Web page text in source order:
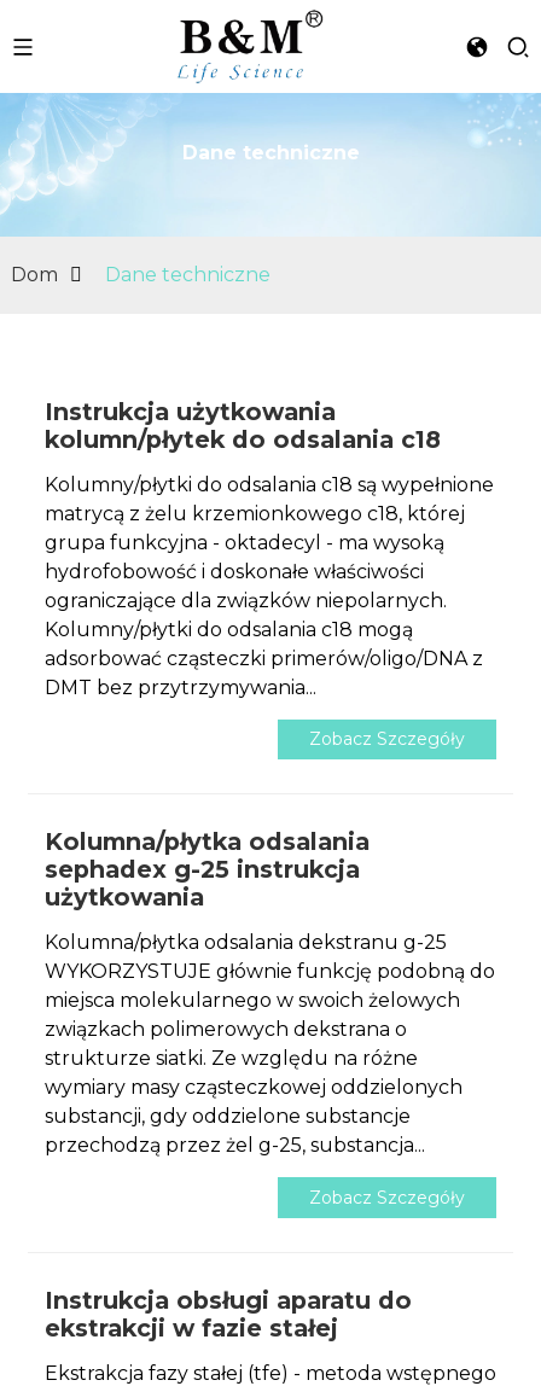
Dane techniczne
Dom Dane techniczne
Instrukcja użytkowania
kolumn/płytek do odsalania c18
Kolumny/płytki do odsalania c18 są wypełnione
matrycą z żelu krzemionkowego c18, której
grupa funkcyjna - oktadecyl - ma wysoką
hydrofobowość i doskonałe właściwości
ograniczające dla związków niepolarnych.
Kolumny/płytki do odsalania c18 mogą
adsorbować cząsteczki primerów/oligo/DNA z
DMT bez przytrzymywania...
Zobacz Szczegóły
Kolumna/płytka odsalania
sephadex g-25 instrukcja
użytkowania
Kolumna/płytka odsalania dekstranu g-25
WYKORZYSTUJE głównie funkcję podobną do
miejsca molekularnego w swoich żelowych
związkach polimerowych dekstrana o
strukturze siatki. Ze względu na różne
wymiary masy cząsteczkowej oddzielonych
substancji, gdy oddzielone substancje
przechodzą przez żel g-25, substancja...
Zobacz Szczegóły
Instrukcja obsługi aparatu do
ekstrakcji w fazie stałej
Ekstrakcja fazy stałej (tfe) - metoda wstępnego